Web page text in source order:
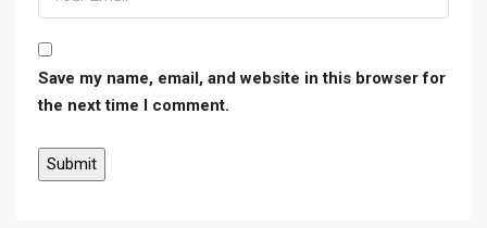
Save my name, email, and website in this browser for
the next time I comment.